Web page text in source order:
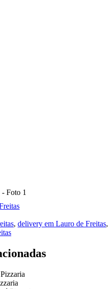
, delivery em Lauro de Freitas,